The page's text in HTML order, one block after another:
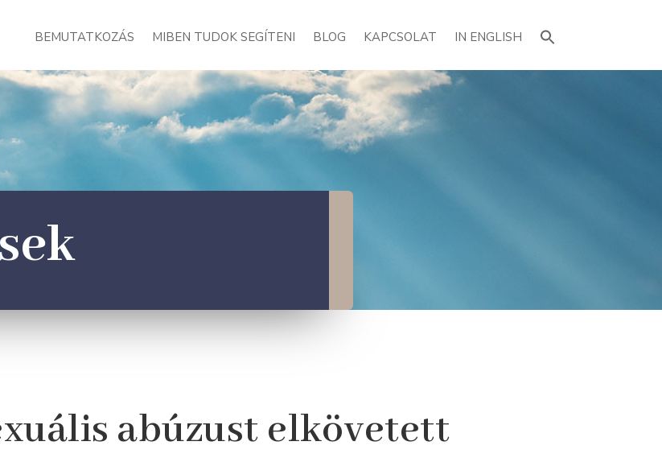
BEMUTATKOZÁS MIBEN TUDOK SEGÍTENI BLOG KAPCSOLAT IN ENGLISH
abúzust elkövetett